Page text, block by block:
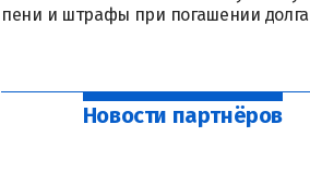
пени и штрафы при погашении долга
Новости партнёров